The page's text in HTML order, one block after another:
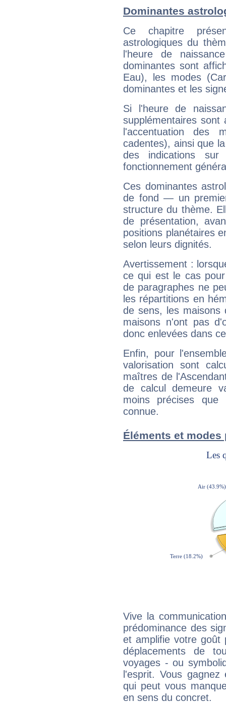
Dominantes
Ce chapitre
astrologiques du
l'heure de
dominantes sont
Eau), les modes
dominantes et les
Si l'heure de
supplémentaires sont
l'accentuation des
cadentes), ainsi que
des indications sur
fonctionnement
Ces dominantes
de fond — un
structure du thème.
de présentation,
positions planétaires
selon leurs dignités.
Avertissement :
ce qui est le cas
de paragraphes ne
les répartitions en
de sens, les maisons
maisons n'ont pas
donc enlevées dans
Enfin, pour
valorisation sont
maîtres de
de calcul demeure
moins précises que
connue.
Éléments et
Vive la
prédominance des
et amplifie votre goût
déplacements de
voyages - ou
l'esprit. Vous
qui peut vous
en sens du concret.